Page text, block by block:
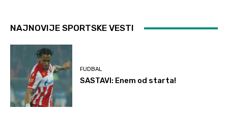
NAJNOVIJE SPORTSKE VESTI
FUDBAL
SASTAVI: Enem od starta!